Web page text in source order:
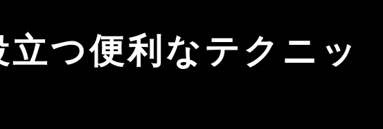
つ便利なテクニッ